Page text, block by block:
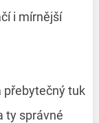
i mírnější
přebytečný tuk
ty správné